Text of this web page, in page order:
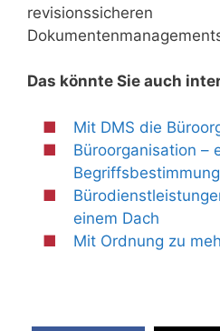
revisionssicheren
Das könnte Sie auch
Mit DMS die
Büroorganisation –
Begriffsbestimmung
einem Dach
Mit Ordnung zu